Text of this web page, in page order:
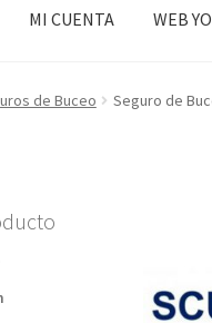
MI CUENTA WEB
de Buceo Seguro de